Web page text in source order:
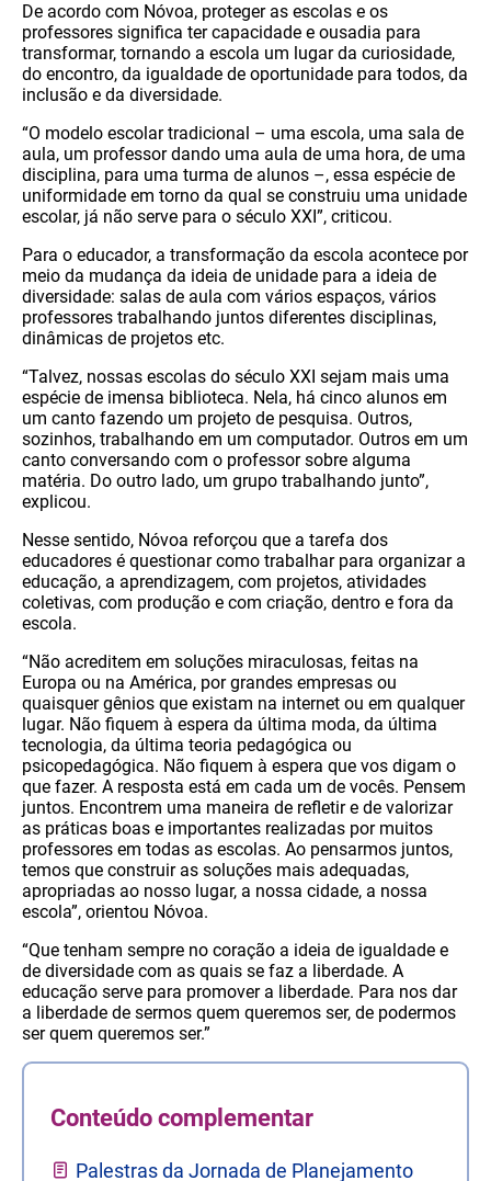
De acordo com Nóvoa, proteger as escolas e os
professores significa ter capacidade e ousadia para
transformar, tornando a escola um lugar da curiosidade,
do encontro, da igualdade de oportunidade para todos, da
inclusão e da diversidade.
“O modelo escolar tradicional – uma escola, uma sala de
aula, um professor dando uma aula de uma hora, de uma
disciplina, para uma turma de alunos –, essa espécie de
uniformidade em torno da qual se construiu uma unidade
escolar, já não serve para o século XXI”, criticou.
Para o educador, a transformação da escola acontece por
meio da mudança da ideia de unidade para a ideia de
diversidade: salas de aula com vários espaços, vários
professores trabalhando juntos diferentes disciplinas,
dinâmicas de projetos etc.
“Talvez, nossas escolas do século XXI sejam mais uma
espécie de imensa biblioteca. Nela, há cinco alunos em
um canto fazendo um projeto de pesquisa. Outros,
sozinhos, trabalhando em um computador. Outros em um
canto conversando com o professor sobre alguma
matéria. Do outro lado, um grupo trabalhando junto”,
explicou.
Nesse sentido, Nóvoa reforçou que a tarefa dos
educadores é questionar como trabalhar para organizar a
educação, a aprendizagem, com projetos, atividades
coletivas, com produção e com criação, dentro e fora da
escola.
“Não acreditem em soluções miraculosas, feitas na
Europa ou na América, por grandes empresas ou
quaisquer gênios que existam na internet ou em qualquer
lugar. Não fiquem à espera da última moda, da última
tecnologia, da última teoria pedagógica ou
psicopedagógica. Não fiquem à espera que vos digam o
que fazer. A resposta está em cada um de vocês. Pensem
juntos. Encontrem uma maneira de refletir e de valorizar
as práticas boas e importantes realizadas por muitos
professores em todas as escolas. Ao pensarmos juntos,
temos que construir as soluções mais adequadas,
apropriadas ao nosso lugar, a nossa cidade, a nossa
escola”, orientou Nóvoa.
“Que tenham sempre no coração a ideia de igualdade e
de diversidade com as quais se faz a liberdade. A
educação serve para promover a liberdade. Para nos dar
a liberdade de sermos quem queremos ser, de podermos
ser quem queremos ser.”
Conteúdo complementar
Palestras da Jornada de Planejamento